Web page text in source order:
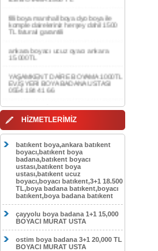
komple daireleriniz herşey dahil 1500
ankara boyacı ucuz oyacı ankara
15.000TL
YAŞAMKENT DAİRE BOYAMA 1000TL
EV,İŞYERİ BOYA BADANA USTASI
AKDERE DAİRE BOYAMA 1000TL
EV,İŞYERİ BOYA BADANA USTASI
CEBECİ DAİRE BOYAMA 1000TL
0554 184 41 66
HASKÖY DAİRE BOYAMA 1000TL
EV,İŞYERİ BOYA BADANA USTASI
0554 184 41 66
GÖLBAŞI DAİRE BOYAMA 1000TL
EV,İŞYERİ BOYA BADANA USTASI
0554 184 41 66
SOKULLU DAİRE BOYAMA 1000TL
EV,İŞYERİ BOYA BADANA USTASI
0554 184 41 66
HİZMETLERİMİZ
batıkent boya,ankara batıkent
boyacı,batıkent boya
badana,batıkent boyacı
ustası,batıkent boya
ustası,batıkent ucuz
boyacı,boyacı batıkent,3+1 18.500
TL,boya badana batıkent,boyacı
batıkent,boya badana batıkent
çayyolu boya badana 1+1 15,000
BOYACI MURAT USTA
ostim boya badana 3+1 20,000 TL
BOYACI MURAT USTA